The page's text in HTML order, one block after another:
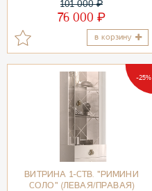
101 000₽
76 000 ₽
в корзину
-25%
ВИТРИНА 1-СТВ. "РИМИНИ
СОЛО" (ЛЕВАЯ/ПРАВАЯ)